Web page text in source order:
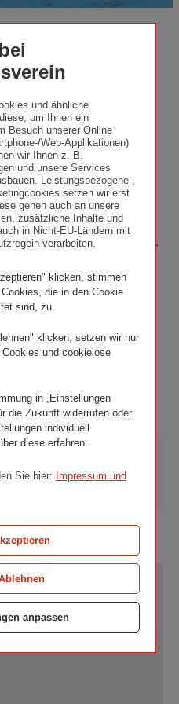
am Wiener
zieht der Ringturm die
Kunstszene auf sich.
der kroatischen
der Wiener Städtische
des Ringturms zum
DATEI­
FORMAT
(299 KB)
Wiener
pdf
KB
und ähnliche
um Ihnen ein
Besuch unserer Online
Web-Applikationen)
wir Ihnen z. B.
und unsere Services
Leistungsbezogene-,
setzen wir erst
gehen auch an unsere
zusätzliche Inhalte und
in Nicht-EU-Ländern mit
verarbeiten.
klicken, stimmen
die in den Cookie
sind, zu.
klicken, setzen wir nur
und cookielose
in „Einstellungen
die Zukunft widerrufen oder
individuell
diese erfahren.
Sie hier: Impressum und
anpassen